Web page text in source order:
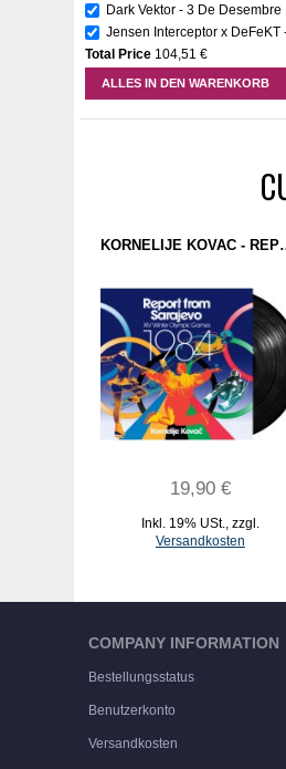
Dark Vektor - 3 De
Jensen Interceptor x
Total Price 104,51 €
ALLES IN DEN WARENKORB
KORNELIJE KOVAC -
19,90 €
Inkl. 19% USt., zzgl.
Versandkosten
COMPANY INFORMATION
Bestellungsstatus
Benutzerkonto
Versandkosten